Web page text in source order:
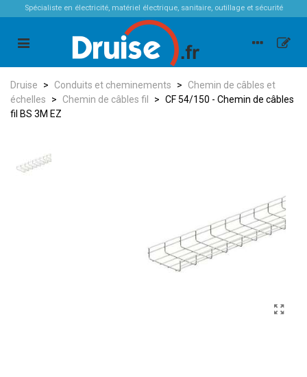
Spécialiste en électricité, matériel électrique, sanitaire, outillage et sécurité
Druise > Conduits et cheminements >
Chemin de câbles et
échelles
> Chemin de câbles fil > CF 54/150 - Chemin de câbles
fil BS 3M EZ